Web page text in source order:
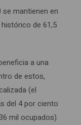
se mantienen en
de 61,5
a una
de estos,
(el
del 4 por ciento
mil ocupados).